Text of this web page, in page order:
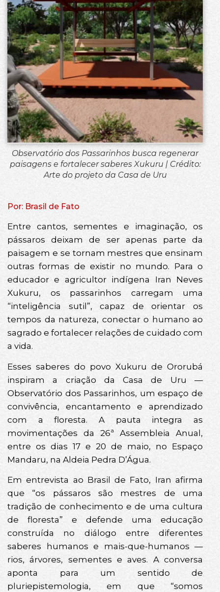
Observatório dos Passarinhos busca regenerar
paisagens e fortalecer saberes Xukuru | Crédito:
Arte do projeto da Casa de Uru
Por: Brasil de Fato
Entre cantos, sementes e imaginação, os
pássaros deixam de ser apenas parte da
paisagem e se tornam mestres que ensinam
outras formas de existir no mundo. Para o
educador e agricultor indígena Iran Neves
Xukuru, os passarinhos carregam uma
“inteligência sutil”, capaz de orientar os
tempos da natureza, conectar o humano ao
sagrado e fortalecer relações de cuidado com
a vida.
Esses saberes do povo Xukuru de Ororubá
inspiram a criação da Casa de Uru —
Observatório dos Passarinhos, um espaço de
convivência, encantamento e aprendizado
com a floresta. A pauta integra as
movimentações da 26ª Assembleia Anual,
entre os dias 17 e 20 de maio, no Espaço
Mandaru, na Aldeia Pedra D’Água.
Em entrevista ao Brasil de Fato, Iran afirma
que “os pássaros são mestres de uma
tradição de conhecimento e de uma cultura
de floresta” e defende uma educação
construída no diálogo entre diferentes
saberes humanos e mais-que-humanos —
rios, árvores, sementes e aves. A conversa
aponta para um sentido de
pluriepistemologia, em que “somos